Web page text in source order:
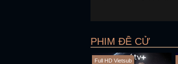
PHIM ĐỀ CỬ
Full HD Vietsub